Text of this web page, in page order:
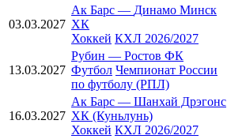
03.03.2027
Ак Барс — Динамо Минск
ХК
Хоккей КХЛ 2026/2027
13.03.2027
Рубин — Ростов ФК
Футбол Чемпионат России
по футболу (РПЛ)
16.03.2027
Ак Барс — Шанхай Дрэгонс
ХК (Куньлунь)
Хоккей КХЛ 2026/2027